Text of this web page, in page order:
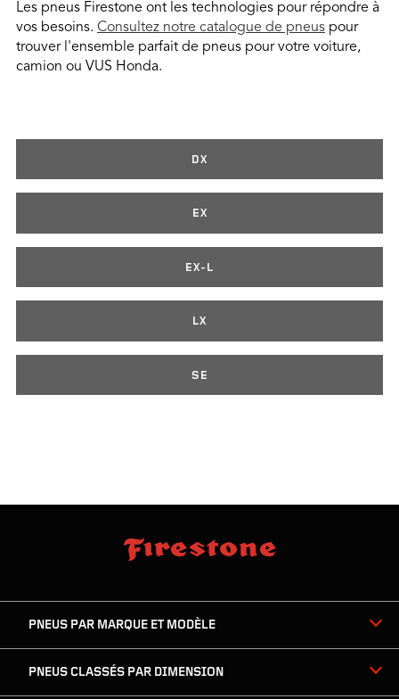
Les pneus Firestone ont les technologies pour répondre à
vos besoins. Consultez notre catalogue de pneuspour
trouver l'ensemble parfait de pneus pour votre voiture,
camion ou VUS Honda.
DX
EX
EX-L
LX
SE
PNEUS PAR MARQUE ET MODÈLE
PNEUS CLASSÉS PAR DIMENSION